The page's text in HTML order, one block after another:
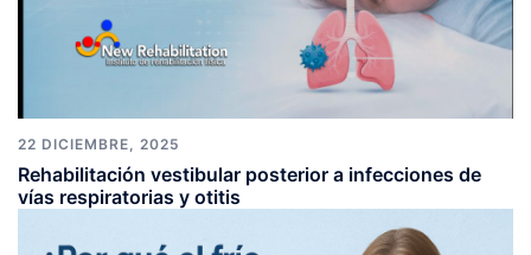
22 DICIEMBRE, 2025
Rehabilitación vestibular posterior a infecciones de
vías respiratorias y otitis